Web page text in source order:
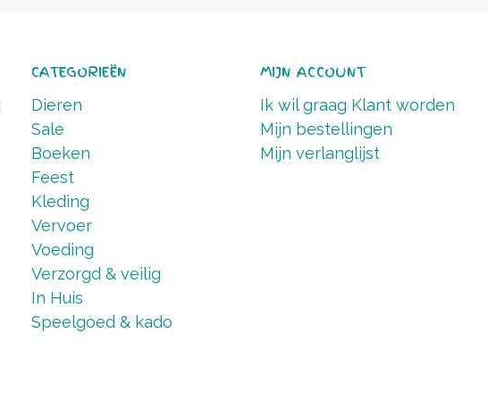
CATEGORIEËN
Dieren
Sale
Boeken
Feest
Kleding
Vervoer
Voeding
Verzorgd & veilig
In Huis
Speelgoed & kado
MIJN ACCOUNT
Ik wil graag Klant worden
Mijn bestellingen
Mijn verlanglijst